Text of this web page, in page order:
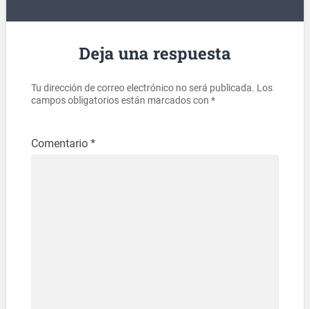
Deja una respuesta
Tu dirección de correo electrónico no será publicada. Los
campos obligatorios están marcados con *
Comentario *